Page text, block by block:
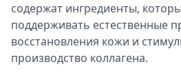
содержат ингредиенты,
поддерживать естественные
восстановления кожи и
производство коллагена.